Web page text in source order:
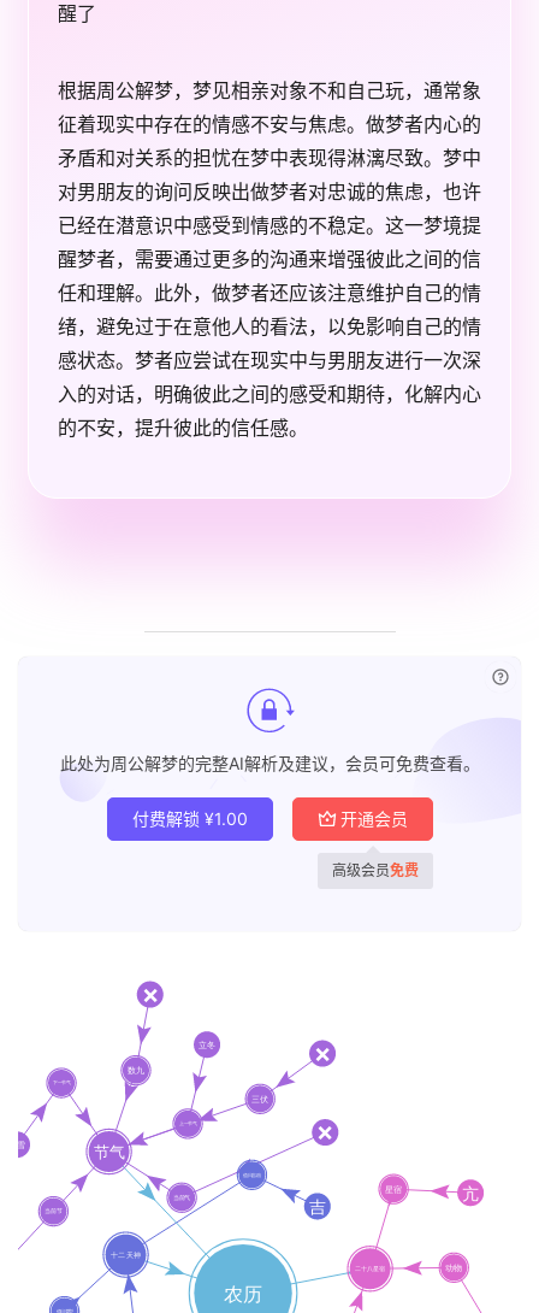
历
占
卜
醒了
根据周公解梦，梦见相亲对象不和自己玩，通常象
征着现实中存在的情感不安与焦虑。做梦者内心的
矛盾和对关系的担忧在梦中表现得淋漓尽致。梦中
对男朋友的询问反映出做梦者对忠诚的焦虑，也许
已经在潜意识中感受到情感的不稳定。这一梦境提
醒梦者，需要通过更多的沟通来增强彼此之间的信
任和理解。此外，做梦者还应该注意维护自己的情
绪，避免过于在意他人的看法，以免影响自己的情
感状态。梦者应尝试在现实中与男朋友进行一次深
入的对话，明确彼此之间的感受和期待，化解内心
的不安，提升彼此的信任感。
此处为周公解梦的完整AI解析及建议，会员可免费查看。
付费解锁 ¥1.00 开通会员
高级会员免费